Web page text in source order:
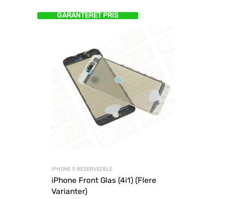
GARANTERET PRIS
IPHONE 5 RESERVEDELE
iPhone Front Glas (4i1) (Flere
Varianter)